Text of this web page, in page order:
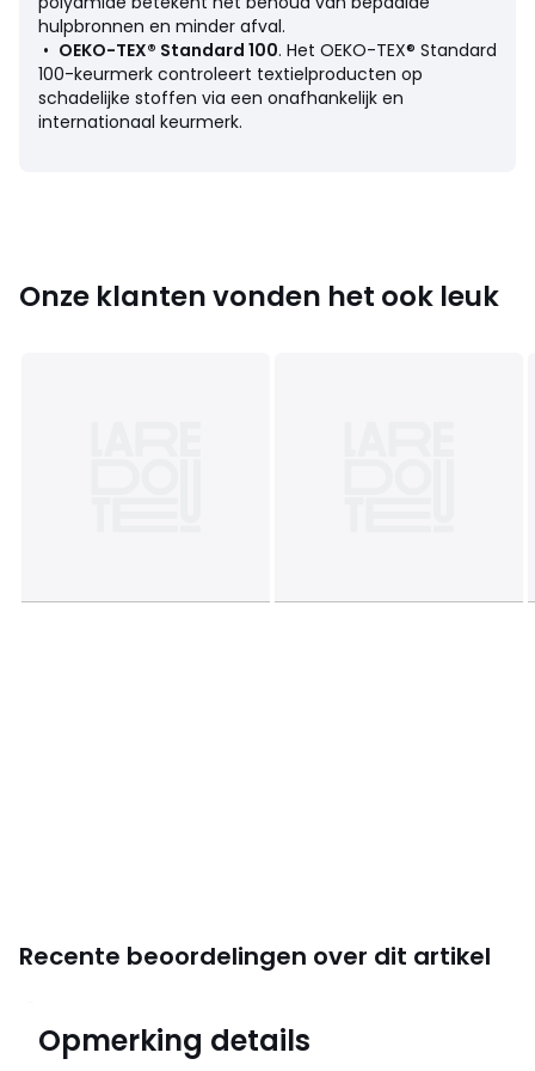
Productfiche met betrekking tot milieukwaliteiten en -
kenmerken
• Herkomst van de productie (weving, verving, bedrukking):
Kleuren Huidskleur, Zwart
Maten XS, S, M, L, XL, XXL
hulpbronnen en minder afval.
• OEKO-TEX® Standard 100. Het OEKO-TEX® Standard
100-keurmerk controleert textielproducten op
schadelijke stoffen via een onafhankelijk en
internationaal keurmerk.
Onze klanten vonden het ook leuk
Recente beoordelingen over dit artikel
4,7
Opmerking details